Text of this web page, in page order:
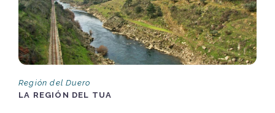
Región del Duero
LA REGIÓN DEL TUA